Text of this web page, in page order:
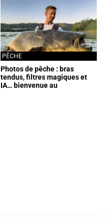
Photos de pêche : bras
tendus, filtres magiques et
IA… bienvenue au
PÊCHE